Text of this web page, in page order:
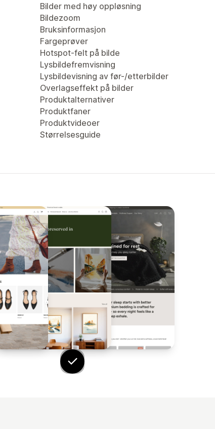
Bilder med høy oppløsning
Bildezoom
Bruksinformasjon
Fargeprøver
Hotspot-felt på bilde
Lysbildefremvisning
Lysbildevisning av før-/etterbilder
Overlagseffekt på bilder
Produktalternativer
Produktfaner
Produktvideoer
Størrelsesguide